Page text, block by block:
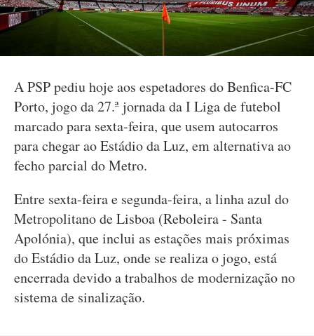
A PSP pediu hoje aos espetadores do Benfica-FC
Porto, jogo da 27.ª jornada da I Liga de futebol
marcado para sexta-feira, que usem autocarros
para chegar ao Estádio da Luz, em alternativa ao
fecho parcial do Metro.
Entre sexta-feira e segunda-feira, a linha azul do
Metropolitano de Lisboa (Reboleira - Santa
Apolónia), que inclui as estações mais próximas
do Estádio da Luz, onde se realiza o jogo, está
encerrada devido a trabalhos de modernização no
sistema de sinalização.